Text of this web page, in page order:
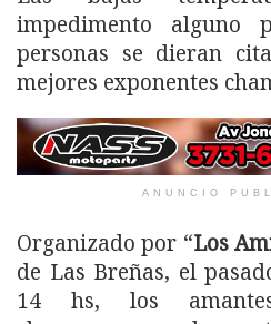
impedimento alguno
personas se dieran
mejores exponentes
ANUNCIO
Organizado por “Los
de Las Breñas, el
14 hs, los